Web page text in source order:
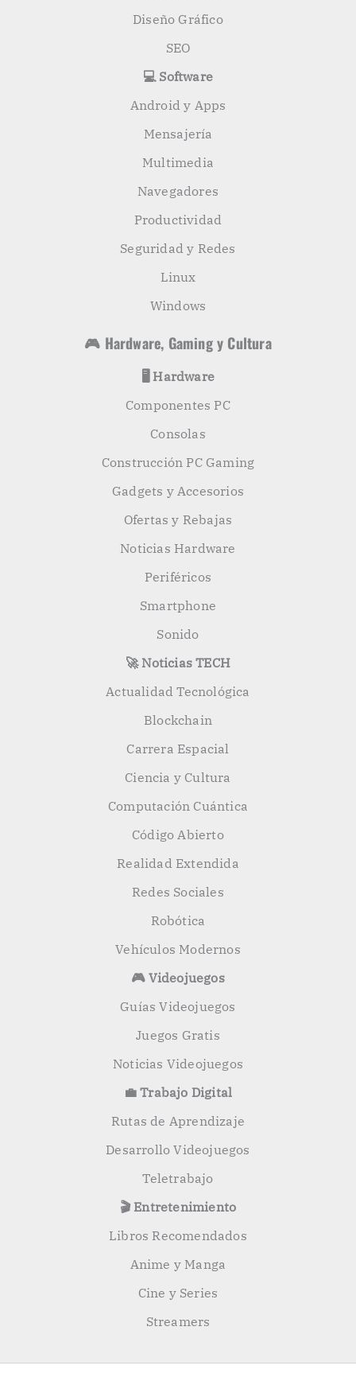
Diseño Gráfico
SEO
💻 Software
Android y Apps
Mensajería
Multimedia
Navegadores
Productividad
Seguridad y Redes
Linux
Windows
🎮 Hardware, Gaming y Cultura
🖥️ Hardware
Componentes PC
Consolas
Construcción PC Gaming
Gadgets y Accesorios
Ofertas y Rebajas
Noticias Hardware
Periféricos
Smartphone
Sonido
🚀 Noticias TECH
Actualidad Tecnológica
Blockchain
Carrera Espacial
Ciencia y Cultura
Computación Cuántica
Código Abierto
Realidad Extendida
Redes Sociales
Robótica
Vehículos Modernos
🎮 Videojuegos
Guías Videojuegos
Juegos Gratis
Noticias Videojuegos
💼 Trabajo Digital
Rutas de Aprendizaje
Desarrollo Videojuegos
Teletrabajo
🎬 Entretenimiento
Libros Recomendados
Anime y Manga
Cine y Series
Streamers